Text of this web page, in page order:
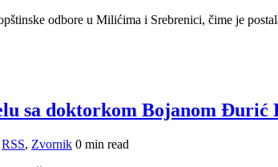
odbore u Milićima i Srebrenici, čime je
sa doktorkom Bojanom Đurić
RSS, Zvornik 0 min read